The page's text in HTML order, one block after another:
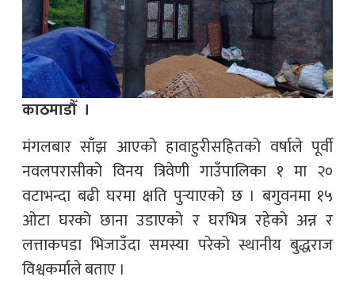
काठमाडौँ ।
मंगलबार साँझ आएको हावाहुरीसहितको वर्षाले पूर्वी
नवलपरासीको विनय त्रिवेणी गाउँपालिका १ मा २०
वटाभन्दा बढी घरमा क्षति पुर्‍याएको छ । बगुवनमा १५
ओटा घरको छाना उडाएको र घरभित्र रहेको अन्न र
लत्ताकपडा भिजाउँदा समस्या परेको स्थानीय बुद्धराज
विश्वकर्माले बताए ।